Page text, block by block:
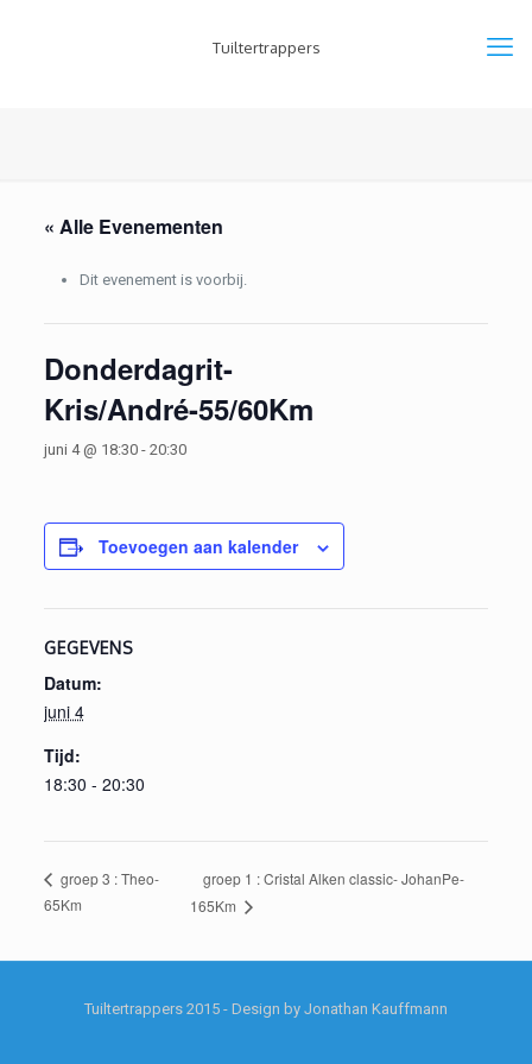
Tuiltertrappers
« Alle Evenementen
Dit evenement is voorbij.
Donderdagrit-
Kris/André-55/60Km
juni 4 @ 18:30- 20:30
Toevoegen aan kalender
GEGEVENS
Datum:
juni 4
Tijd:
18:30 - 20:30
groep 3 : Theo-
65Km
groep 1 : Cristal Alken classic- JohanPe-
165Km
Tuiltertrappers 2015 - Design by Jonathan Kauffmann